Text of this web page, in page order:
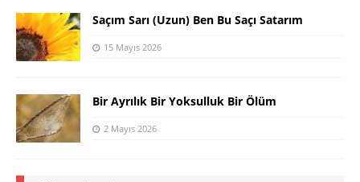
Saçım Sarı (Uzun) Ben Bu Saçı Satarım
15 Mayıs 2026
Bir Ayrılık Bir Yoksulluk Bir Ölüm
2 Mayıs 2026